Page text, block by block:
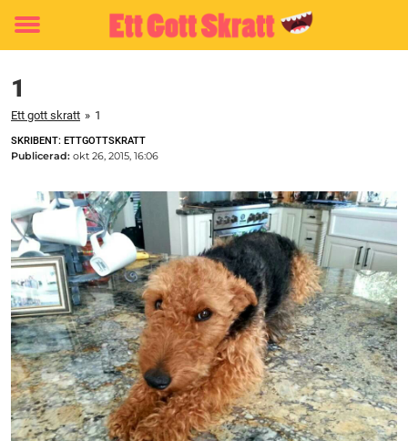
Toggle
1
Ett gott skratt » 1
SKRIBENT: ETTGOTTSKRATT
Publicerad: okt 26, 2015, 16:06